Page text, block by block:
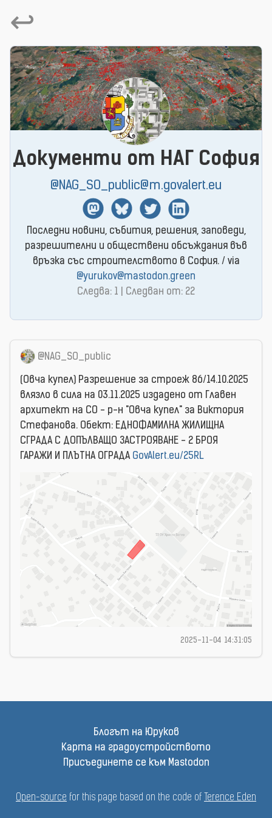
↩
Документи от НАГ София
@NAG_SO_public@m.govalert.eu
MastodonBlueSkyTwitterLinkedin
Последни новини, събития, решения, заповеди,
разрешителни и обществени обсъждания във
връзка със строителството в София. / via
@yurukov@mastodon.green
Следва: 1 | Следван от: 22
@NAG_SO_public
(Овча купел) Разрешение за строеж 86/14.10.2025
влязло в сила на 03.11.2025 издаденo от Главен
архитект на СО - р-н "Овча купел" за Виктория
Стефанова. Обект: ЕДНОФАМИЛНА ЖИЛИЩНА
СГРАДА С ДОПЪЛВАЩО ЗАСТРОЯВАНЕ - 2 БРОЯ
ГАРАЖИ И ПЛЪТНА ОГРАДА GovAlert.eu/25RL
2025-11-04 14:31:05
Блогът на Юруков
Карта на градоустройството
Присъединете се към Mastodon
Open-source for this page based on the code of Terence Eden